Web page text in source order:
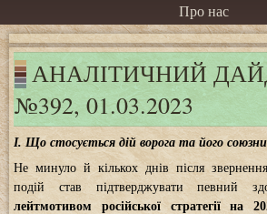
Про нас
АНАЛІТИЧНИЙ
№392, 01.03.2023
І. Що стосується дій ворога та його
Не минуло й кількох днів після
подій став підтверджувати певний
лейтмотивом російської стратегії на